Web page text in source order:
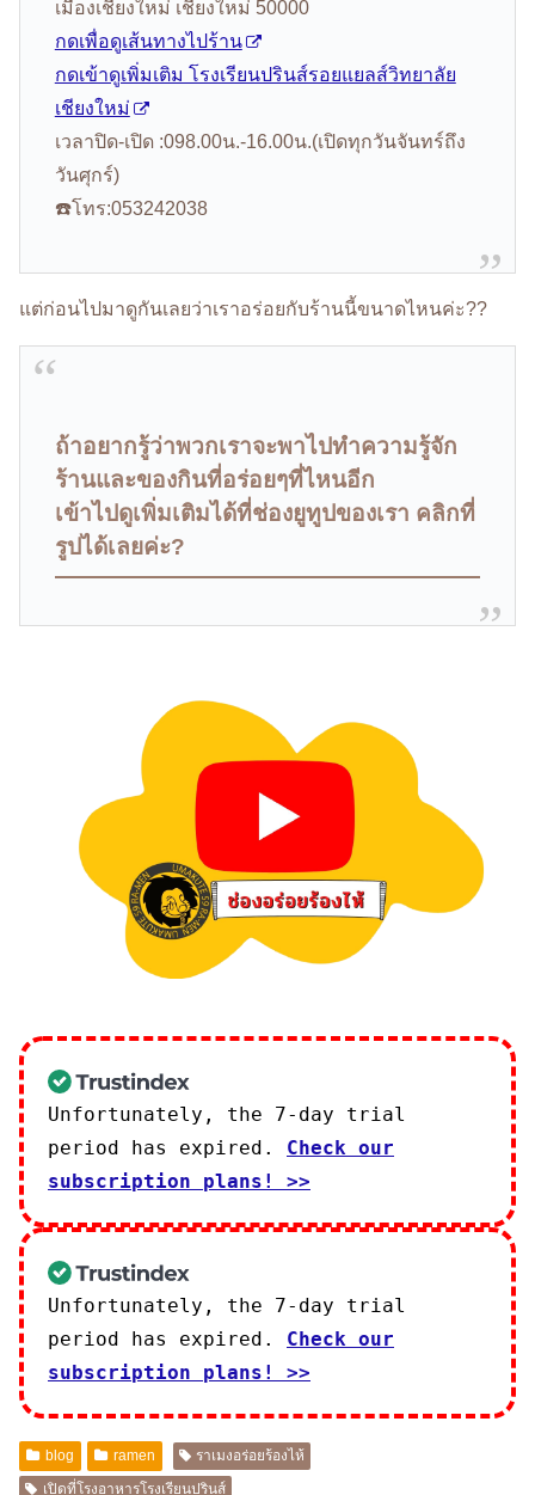
เมืองเชียงใหม่ เชียงใหม่ 50000
กดเพื่อดูเส้นทางไปร้าน
กดเข้าดูเพิ่มเติม โรงเรียนปรินส์รอยแยลส์วิทยาลัย
เชียงใหม่
เวลาปิด-เปิด :098.00น.-16.00น.(เปิดทุกวันจันทร์ถึง
วันศุกร์)
☎️โทร:053242038
แต่ก่อนไปมาดูกันเลยว่าเราอร่อยกับร้านนี้ขนาดไหนค่ะ??
ถ้าอยากรู้ว่าพวกเราจะพาไปทำความรู้จัก
ร้านและของกินที่อร่อยๆที่ไหนอีก
เข้าไปดูเพิ่มเติมได้ที่ช่องยูทูปของเรา คลิกที่
รูปได้เลยค่ะ?
Unfortunately, the 7-day trial
period has expired. Check our
subscription plans! >>
Unfortunately, the 7-day trial
period has expired. Check our
subscription plans! >>
blog ramen
ราเมงอร่อยร้องไห้
เปิดที่โรงอาหารโรงเรียนปรินส์